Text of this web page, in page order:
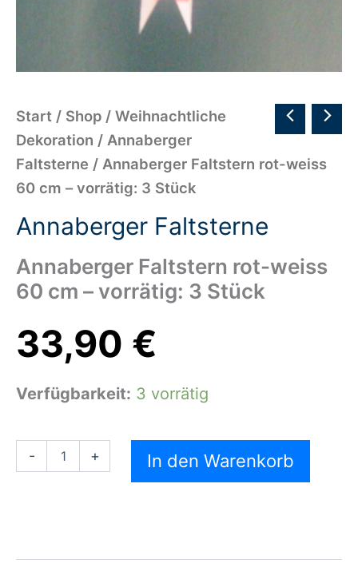
Start / Shop / Weihnachtliche
Dekoration / Annaberger
Faltsterne / Annaberger Faltstern rot-weiss
60 cm – vorrätig: 3 Stück
Annaberger Faltsterne
Annaberger Faltstern rot-weiss
60 cm – vorrätig: 3 Stück
33,90 €
Verfügbarkeit: 3 vorrätig
- + In den Warenkorb